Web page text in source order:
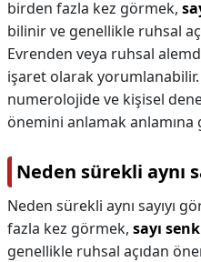
birden fazla kez görmek,
bilinir ve genellikle ruhsal
Evrenden veya ruhsal
işaret olarak
numerolojide ve kişisel
önemini anlamak anlamına
Neden sürekli aynı
Neden sürekli aynı sayıyı
fazla kez görmek, sayı
genellikle ruhsal açıdan